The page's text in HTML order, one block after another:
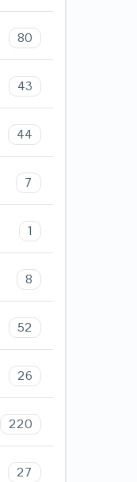
80
43
44
7
1
8
52
26
220
27